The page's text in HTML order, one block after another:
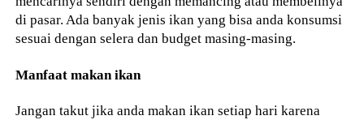
di pasar. Ada banyak jenis ikan yang bisa anda konsumsi
sesuai dengan selera dan budget masing-masing.
Manfaat makan ikan
Jangan takut jika anda makan ikan setiap hari karena